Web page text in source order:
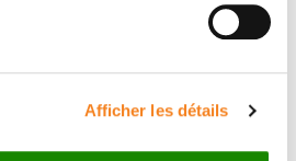
Afficher les détails
SHUBHAMAY